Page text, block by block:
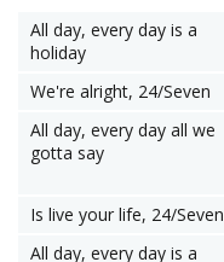
All day, every day is a
holiday
We're alright, 24/Seven
All day, every day all we
gotta say
Is live your life, 24/Seven
All day, every day is a